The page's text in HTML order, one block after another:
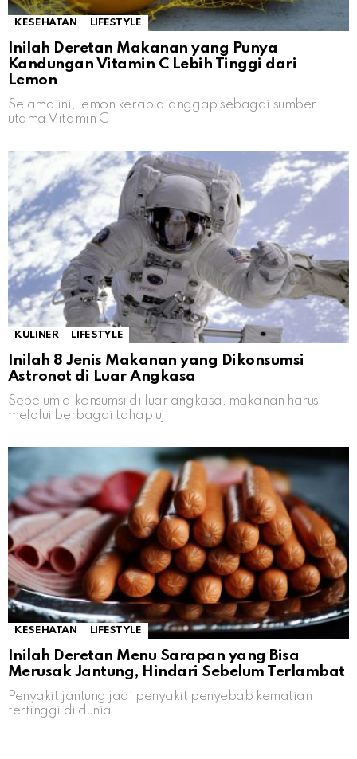
KESEHATAN LIFESTYLE
Inilah Deretan Makanan yang Punya
Kandungan Vitamin C Lebih Tinggi dari
Lemon
Selama ini, lemon kerap dianggap sebagai sumber
utama Vitamin C
KULINER LIFESTYLE
Inilah 8 Jenis Makanan yang Dikonsumsi
Astronot di Luar Angkasa
Sebelum dikonsumsi di luar angkasa, makanan harus
melalui berbagai tahap uji
KESEHATAN LIFESTYLE
Inilah Deretan Menu Sarapan yang Bisa
Merusak Jantung, Hindari Sebelum Terlambat
Penyakit jantung jadi penyakit penyebab kematian
tertinggi di dunia